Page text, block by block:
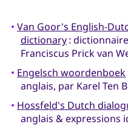
• Van Goor's English-
dictionary:
Franciscus Prick van
• Engelsch woordenboek
anglais, par Karel Ten
• Hossfeld's Dutch
anglais & expressions